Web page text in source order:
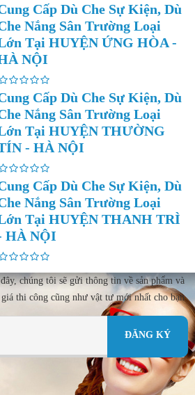
Cấp Dù Che Sự Kiện, Dù
Nắng Sân Trường Loại
Tại HUYỆN ỨNG HÒA -
NỘI
Cấp Dù Che Sự Kiện, Dù
Nắng Sân Trường Loại
Tại HUYỆN THƯỜNG
- HÀ NỘI
Cấp Dù Che Sự Kiện, Dù
Nắng Sân Trường Loại
Tại HUYỆN THANH TRÌ
HÀ NỘI
chúng tôi sẽ gửi thông tin về sản phẩm và
giá thi công cũng như vật tư mới nhất cho bạn